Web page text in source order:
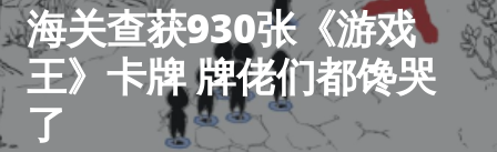
海关查获930张《游戏
王》卡牌 牌佬们都馋哭
了